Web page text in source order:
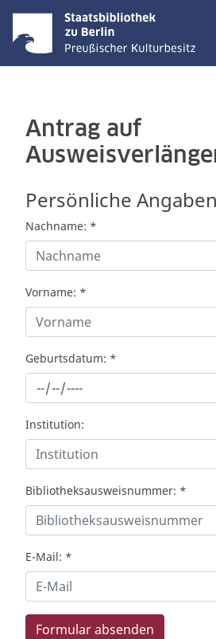
Antrag auf
Persönliche Angaben
Nachname: *
Vorname: *
Geburtsdatum: *
Institution:
Bibliotheksausweisnummer: *
E-Mail: *
Formular absenden